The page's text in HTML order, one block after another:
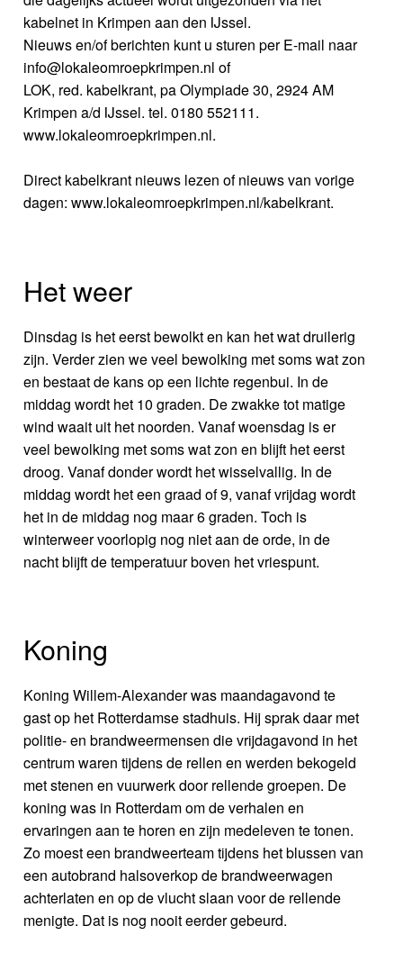
kabelnet in Krimpen aan den IJssel.
Nieuws en/of berichten kunt u sturen per E-mail naar
info@lokaleomroepkrimpen.nl of
LOK, red. kabelkrant, pa Olympiade 30, 2924 AM
Krimpen a/d IJssel. tel. 0180 552111.
www.lokaleomroepkrimpen.nl.
Direct kabelkrant nieuws lezen of nieuws van vorige
dagen: www.lokaleomroepkrimpen.nl/kabelkrant.
Het weer
Dinsdag is het eerst bewolkt en kan het wat druilerig
zijn. Verder zien we veel bewolking met soms wat zon
en bestaat de kans op een lichte regenbui. In de
middag wordt het 10 graden. De zwakke tot matige
wind waait uit het noorden. Vanaf woensdag is er
veel bewolking met soms wat zon en blijft het eerst
droog. Vanaf donder wordt het wisselvallig. In de
middag wordt het een graad of 9, vanaf vrijdag wordt
het in de middag nog maar 6 graden. Toch is
winterweer voorlopig nog niet aan de orde, in de
nacht blijft de temperatuur boven het vriespunt.
Koning
Koning Willem-Alexander was maandagavond te
gast op het Rotterdamse stadhuis. Hij sprak daar met
politie- en brandweermensen die vrijdagavond in het
centrum waren tijdens de rellen en werden bekogeld
met stenen en vuurwerk door rellende groepen. De
koning was in Rotterdam om de verhalen en
ervaringen aan te horen en zijn medeleven te tonen.
Zo moest een brandweerteam tijdens het blussen van
een autobrand halsoverkop de brandweerwagen
achterlaten en op de vlucht slaan voor de rellende
menigte. Dat is nog nooit eerder gebeurd.